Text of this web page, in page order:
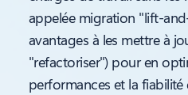
appelée migration "lift-
avantages à les mettre à
"refactoriser") pour en
performances et la